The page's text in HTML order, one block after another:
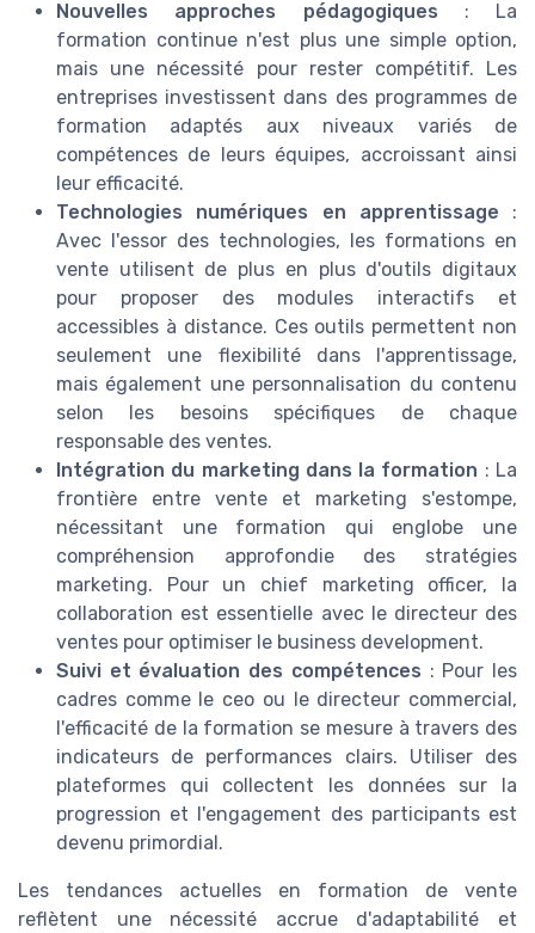
Nouvelles approches pédagogiques : La
formation continue n'est plus une simple option,
mais une nécessité pour rester compétitif. Les
entreprises investissent dans des programmes de
formation adaptés aux niveaux variés de
compétences de leurs équipes, accroissant ainsi
leur efficacité.
Technologies numériques en apprentissage :
Avec l'essor des technologies, les formations en
vente utilisent de plus en plus d'outils digitaux
pour proposer des modules interactifs et
accessibles à distance. Ces outils permettent non
seulement une flexibilité dans l'apprentissage,
mais également une personnalisation du contenu
selon les besoins spécifiques de chaque
responsable des ventes.
Intégration du marketing dans la formation : La
frontière entre vente et marketing s'estompe,
nécessitant une formation qui englobe une
compréhension approfondie des stratégies
marketing. Pour un chief marketing officer, la
collaboration est essentielle avec le directeur des
ventes pour optimiser le business development.
Suivi et évaluation des compétences : Pour les
cadres comme le ceo ou le directeur commercial,
l'efficacité de la formation se mesure à travers des
indicateurs de performances clairs. Utiliser des
plateformes qui collectent les données sur la
progression et l'engagement des participants est
devenu primordial.
Les tendances actuelles en formation de vente
reflètent une nécessité accrue d'adaptabilité et